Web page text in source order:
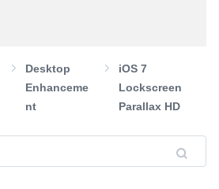
Desktop
Enhanceme
Nt
iOS 7
Lockscreen
Parallax HD